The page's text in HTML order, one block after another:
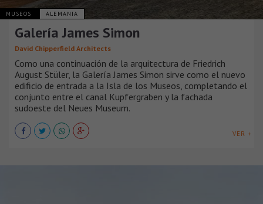
MUSEOS ALEMANIA
Galería James Simon
David Chipperfield Architects
Como una continuación de la arquitectura de Friedrich
August Stüler, la Galería James Simon sirve como el nuevo
edificio de entrada a la Isla de los Museos, completando el
conjunto entre el canal Kupfergraben y la fachada
sudoeste del Neues Museum.
VER +